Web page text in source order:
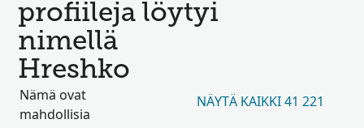
profiileja löytyi
nimellä
Hreshko
Nämä ovat
mahdollisia
NÄYTÄ KAIKKI 41 221